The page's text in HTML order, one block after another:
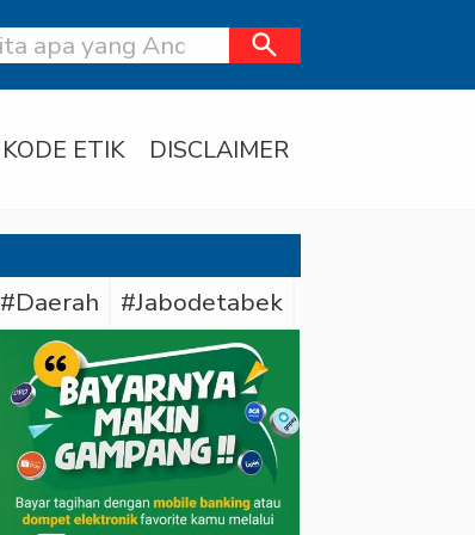
search
KODE ETIK DISCLAIMER
#Daerah #Jabodetabek